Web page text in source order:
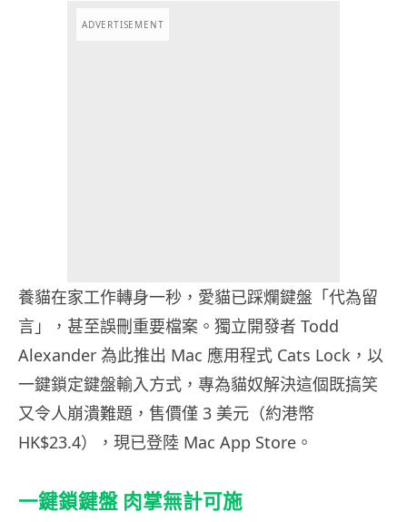
ADVERTISEMENT
養貓在家工作轉身一秒，愛貓已踩爛鍵盤「代為留
言」，甚至誤刪重要檔案。獨立開發者 Todd
Alexander 為此推出 Mac 應用程式 Cats Lock，以
一鍵鎖定鍵盤輸入方式，專為貓奴解決這個既搞笑
又令人崩潰難題，售價僅 3 美元（約港幣
HK$23.4），現已登陸 Mac App Store。
一鍵鎖鍵盤 肉掌無計可施